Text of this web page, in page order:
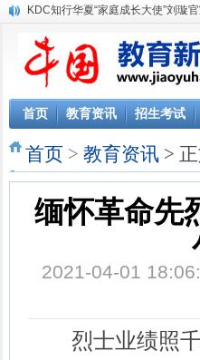
KDC知行华夏“家庭成长大使”刘璇
首页 教育资讯 招生考试
首页 > 教育资讯 >
缅怀革命
2021-04-01
烈士业绩照千